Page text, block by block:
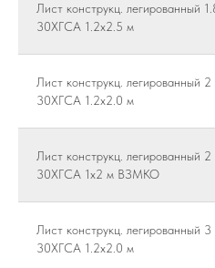
Лист конструкц. легированный
30ХГСА 1.2х2.5 м
Лист конструкц. легированный 2
30ХГСА 1.2х2.0 м
Лист конструкц. легированный 2
30ХГСА 1х2 м ВЗМКО
Лист конструкц. легированный 3
30ХГСА 1.2х2.0 м